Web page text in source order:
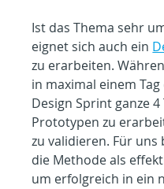
Ist das Thema sehr
eignet sich auch ein
zu erarbeiten.
in maximal einem
Design Sprint ganze
Prototypen zu
zu validieren. Für
die Methode als
um erfolgreich in ein